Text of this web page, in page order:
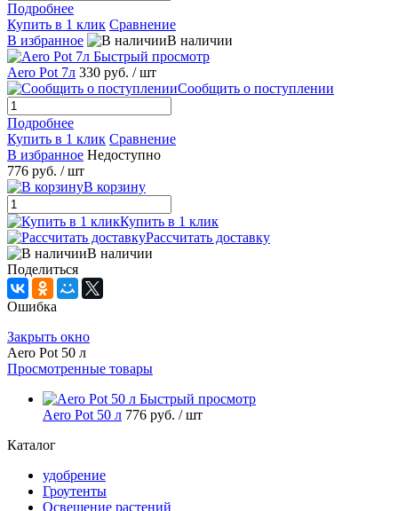
Подробнее
Купить в 1 клик Сравнение
В избранное
В наличии
Быстрый просмотр
Aero Pot 7л 330 руб. / шт
Сообщить о поступлении
Подробнее
Купить в 1 клик Сравнение
В избранное Недоступно
776 руб. / шт
В корзину
Купить в 1 клик
Рассчитать доставку
В наличии
Поделиться
Ошибка
Закрыть окно
Aero Pot 50 л
Просмотренные товары
Быстрый просмотр
Aero Pot 50 л 776 руб. / шт
Каталог
удобрение
Гроутенты
Освещение растений